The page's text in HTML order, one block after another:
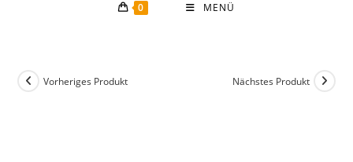
0 MENÜ
Vorheriges Produkt Nächstes Produkt